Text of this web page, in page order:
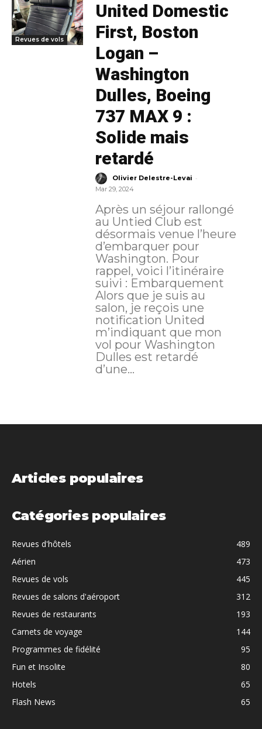
Revues de vols
United Domestic
First, Boston
Logan –
Washington
Dulles, Boeing
737 MAX 9 :
Solide mais
retardé
Olivier Delestre-Levai -
Mar 29, 2024
Après un séjour rallongé
au Untied Club est
désormais venue l’heure
d’embarquer pour
Washington. Pour
rappel, voici l’itinéraire
suivi : Embarquement
Alors que je suis au
salon, je reçois une
notification United
m’indiquant que mon
vol pour Washington
Dulles est retardé
d’une...
Articles populaires
Catégories populaires
Revues d'hôtels
489
Aérien
473
Revues de vols
445
Revues de salons d'aéroport
312
Revues de restaurants
193
Carnets de voyage
144
Programmes de fidélité
95
Fun et Insolite
80
Hotels
65
Flash News
65